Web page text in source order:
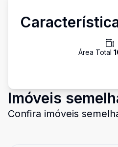
Área Total
Imóveis
Confira imóveis